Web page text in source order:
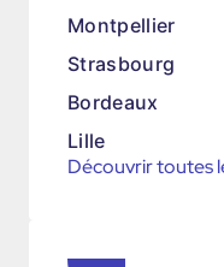
Montpellier
Strasbourg
Bordeaux
Lille
Découvrir toutes